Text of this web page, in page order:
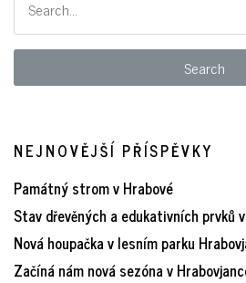
NEJNOVĚJŠÍ PŘÍSPĚVKY
Památný strom v Hrabové
Stav dřevěných a edukativních prvků
Nová houpačka v lesním parku
Začíná nám nová sezóna v